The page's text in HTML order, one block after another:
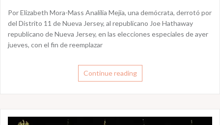
Por Elizabeth Mora-Mass Analilia Mejía, una demócrata, derrotó por
del Distrito 11 de Nueva Jersey, al republicano Joe Hathaway
republicano de Nueva Jersey, en las elecciones especiales de ayer
jueves, con el fin de reemplazar
Continue reading